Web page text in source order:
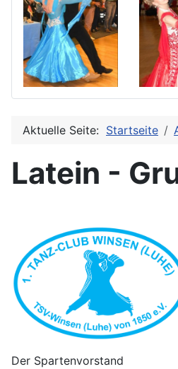
Aktuelle Seite: Startseite
Latein -
Der Spartenvorstand